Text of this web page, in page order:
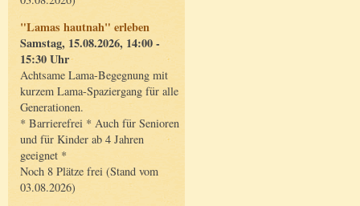
"Lamas hautnah" erleben
Samstag, 15.08.2026, 14:00 -
15:30 Uhr
Achtsame Lama-Begegnung mit
kurzem Lama-Spaziergang für alle
Generationen.
* Barrierefrei * Auch für Senioren
und für Kinder ab 4 Jahren
geeignet *
Noch 8 Plätze frei (Stand vom
03.08.2026)